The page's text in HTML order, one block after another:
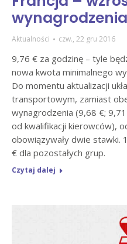
wynagrodzenia
Aktualności czw., 22 gru 2016
9,76 € za godzinę – tyle
nowa kwota minimalnego
Do momentu aktualizacji
transportowym, zamiast
wynagrodzenia (9,68 €;
od kwalifikacji kierowców),
obowiązywały dwie stawki.
€ dla pozostałych grup.
Czytaj dalej